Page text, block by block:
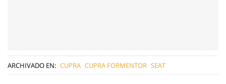
ARCHIVADO EN: CUPRA CUPRA FORMENTOR SEAT